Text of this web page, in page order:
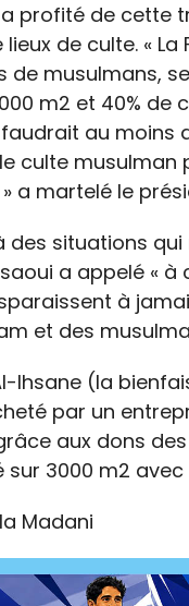
a profité de cette
de culte. «
de musulmans,
m2 et 40%
faudrait au
culte musulman
a martelé le
des situations
a appelé «
à
et des
Ihsane (la
par un
aux dons
sur 3000 m2
Madani